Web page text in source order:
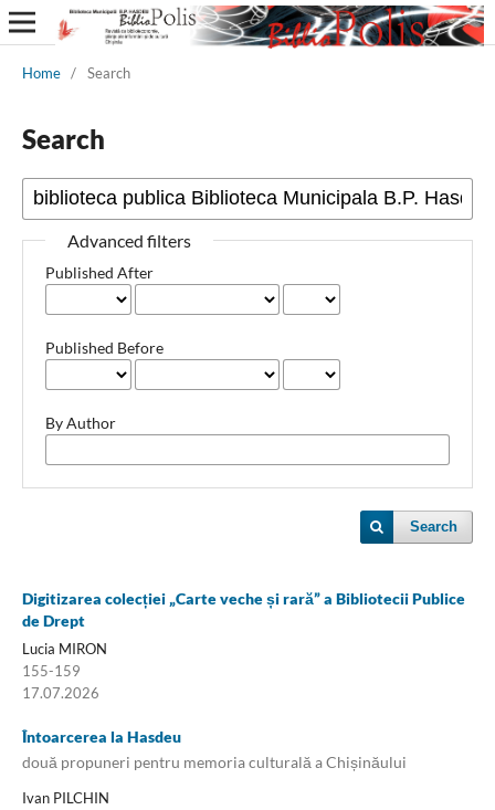
Home / Search
Search
Advanced filters
Published After
Published Before
By Author
Search
Digitizarea colecției „Carte veche și rară” a Bibliotecii Publice
de Drept
Lucia MIRON
155-159
17.07.2026
Întoarcerea la Hasdeu
două propuneri pentru memoria culturală a Chișinăului
Ivan PILCHIN